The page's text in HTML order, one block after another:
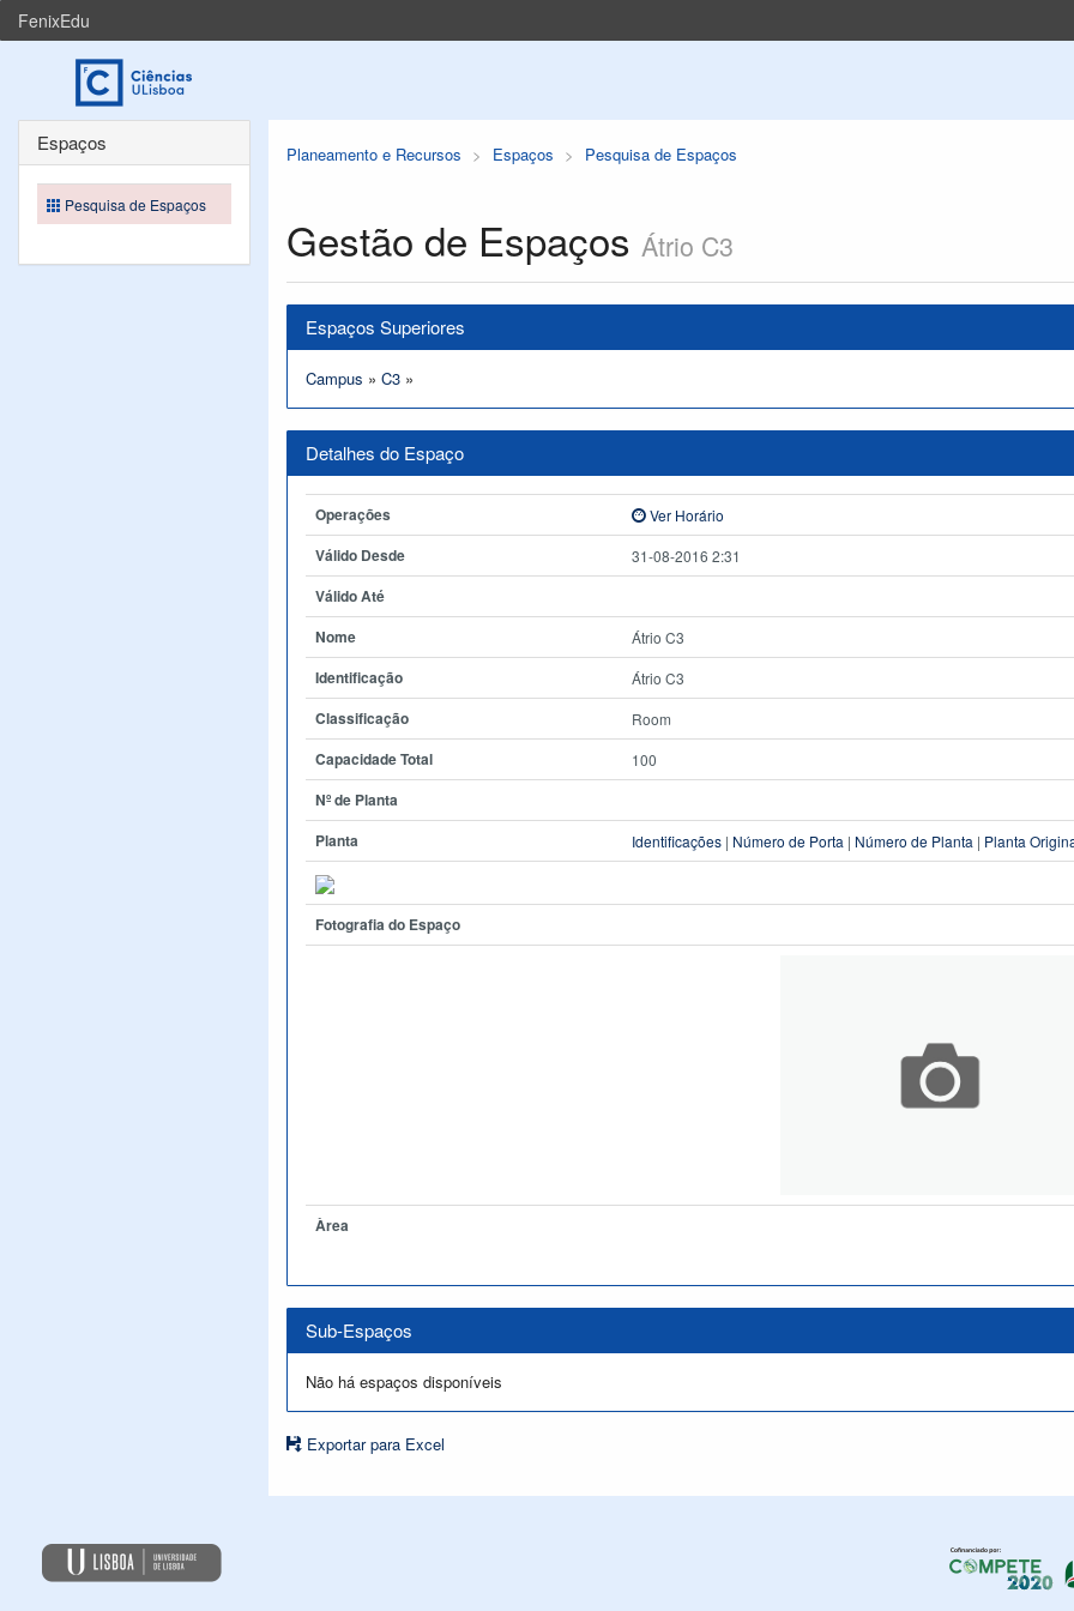
FenixEdu
Planeamento e Recursos Espaços Pesquisa de Espaços
Gestão de Espaços Átrio C3
Espaços Superiores
Campus » C3 »
Detalhes do Espaço
Operações Ver Horário
Válido Desde 31-08-2016 2:31
Válido Até
Nome
Átrio C3
Identificação Átrio C3
Classificação Room
Capacidade Total 100
Nº de Planta
Planta
Identificações | Número de Porta | Número de Planta | Planta
Fotografia do Espaço
Àrea
Sub-Espaços
Não há espaços disponíveis
Exportar para Excel
Espaços
Pesquisa de Espaços